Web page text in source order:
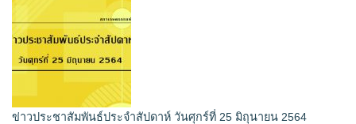
ข่าวประชาสัมพันธ์ประจำสัปดาห์ วันศุกร์ที่ 25 มิถุนายน 2564